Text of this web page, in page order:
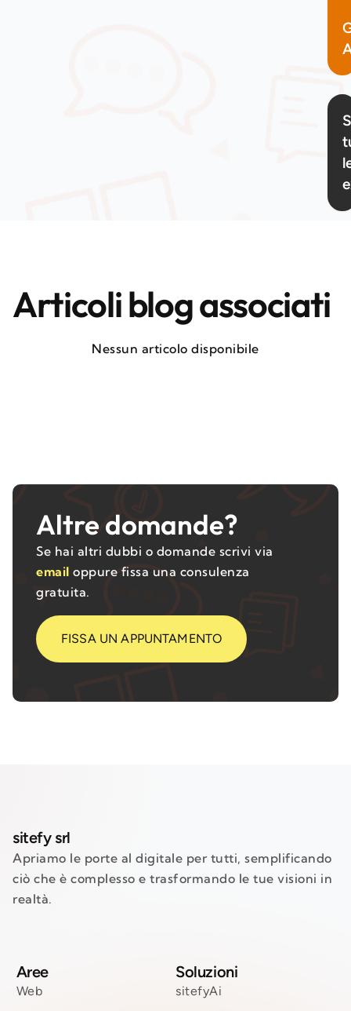
Articoli blog associati
Nessun articolo disponibile
Altre domande?
Se hai altri dubbi o domande scrivi via
email oppure fissa una consulenza
gratuita.
FISSA UN APPUNTAMENTO
sitefy srl
Apriamo le porte al digitale per tutti, semplificando
ciò che è complesso e trasformando le tue visioni in
realtà.
Aree
Web
Soluzioni
sitefyAi